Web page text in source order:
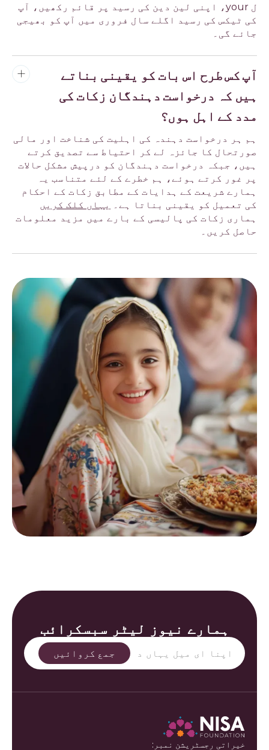
ل your، اپنی لین دین کی رسید پر قائم رکھیں، آپ
کی ٹیکس کی رسید اگلے سال فروری میں آپ کو بھیجی
جائے گی۔
آپ کس طرح اس بات کو یقینی بناتے
ہیں کہ درخواست دہندگان زکات کی
مدد کے اہل ہوں؟
ہم ہر درخواست دہندہ کی اہلیت کی شناخت اور مالی
صورتحال کا جائزہ لے کر احتیاط سے تصدیق کرتے
ہیں، جبکہ درخواست دہندگان کو درپیش مشکل حالات
پر غور کرتے ہوئے، ہم خطرے کے لئے متناسب یہ
ہمارے شریعت کے ہدایات کے مطابق زکات کے احکام
کی تعمیل کو یقینی بناتا ہے۔ یہاں کلک کریں
ہماری زکات کی پالیسی کے بارے میں مزید معلومات
حاصل کریں۔
ہمارے نیوز لیٹر سبسکرائب
خیراتی رجسٹریشن نمبر: